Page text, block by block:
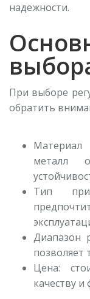
надежности.
При выборе
обратить
металл
Тип
Диапазон
позволяет
Цена:
качеству и